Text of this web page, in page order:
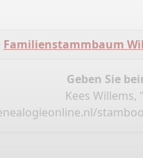
Familienstammbaum
Geben Sie
Kees